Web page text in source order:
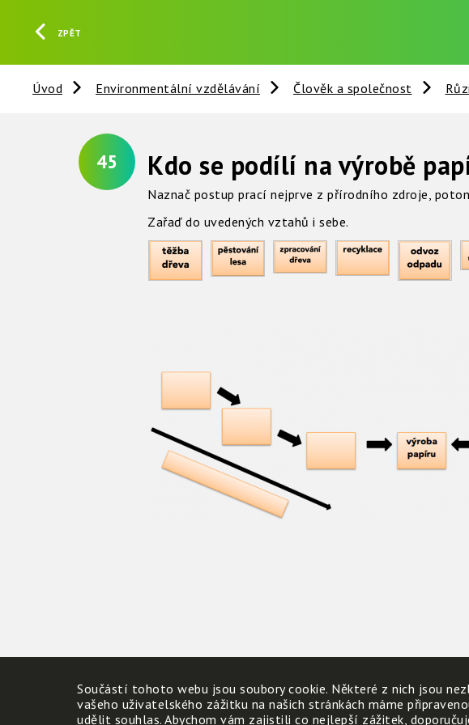
ZPĚT
Úvod Environmentální vzdělávání Člověk a společnost
45 Kdo se podílí na výrobě
Naznač postup prací nejprve z přírodního zdroje,
Zařaď do uvedených vztahů i sebe.
Součástí tohoto webu jsou soubory cookie. Některé z nich jsou
vašeho uživatelského zážitku na našich stránkách máme
udělit souhlas. Abychom vám zajistili co nejlepší zážitek,